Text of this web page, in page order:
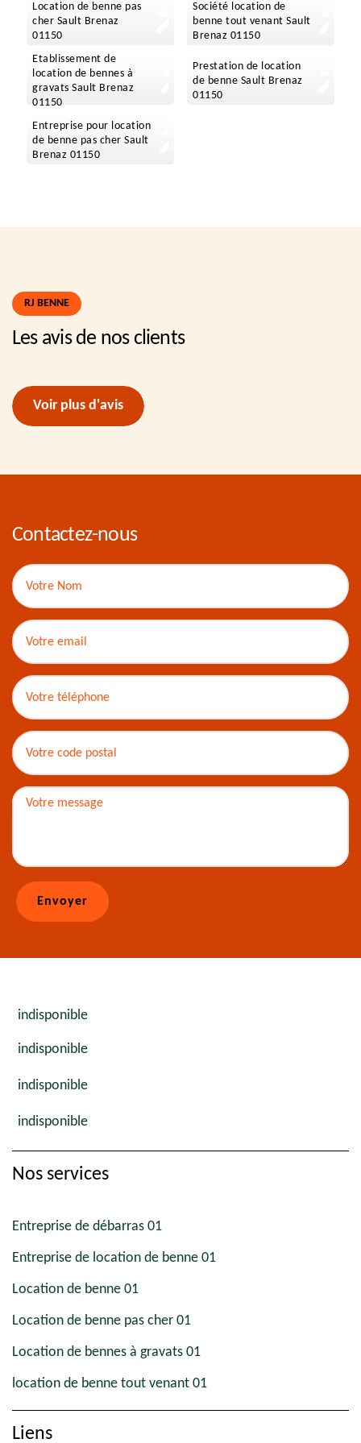
Location de benne pas
cher Sault Brenaz
01150
Société location de
benne tout venant Sault
Brenaz 01150
Etablissement de
location de bennes à
gravats Sault Brenaz
01150
Prestation de location
de benne Sault Brenaz
01150
Entreprise pour location
de benne pas cher Sault
Brenaz 01150
RJ BENNE
Les avis de nos clients
Voir plus d'avis
Contactez-nous
indisponible
indisponible
indisponible
indisponible
Nos services
Entreprise de débarras 01
Entreprise de location de benne 01
Location de benne 01
Location de benne pas cher 01
Location de bennes à gravats 01
location de benne tout venant 01
Liens